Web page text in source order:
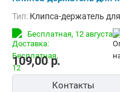
Тип: Клипса-держатель
Бесплатная, 12 августа
109,00р.
Контакты